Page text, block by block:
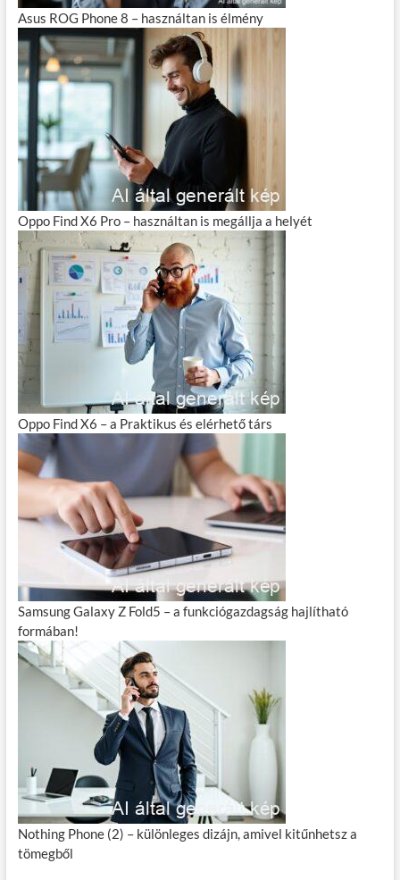
Asus ROG Phone 8 – használtan is élmény
Oppo Find X6 Pro – használtan is megállja a helyét
Oppo Find X6 – a Praktikus és elérhető társ
Samsung Galaxy Z Fold5 – a funkciógazdagság hajlítható
formában!
Nothing Phone (2) – különleges dizájn, amivel kitűnhetsz a
tömegből